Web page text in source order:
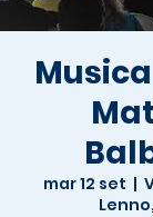
mar 12 set
  |